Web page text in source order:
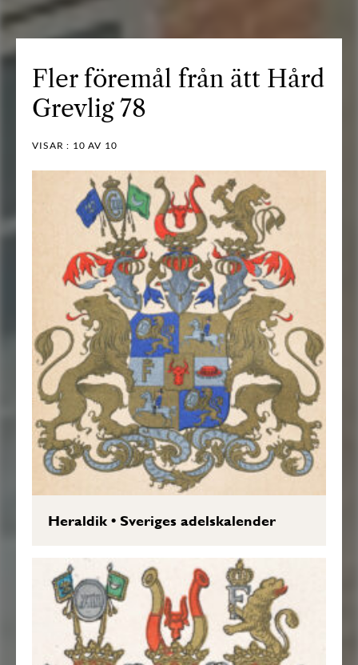
Fler föremål från ätt Hård
Grevlig 78
VISAR : 10 AV 10
Heraldik•Sveriges adelskalender